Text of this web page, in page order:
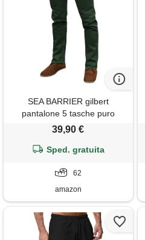
SEA BARRIER gilbert
pantalone 5 tasche puro
cotone leggero profumatore
39,90 €
Sped. gratuita
62
amazon